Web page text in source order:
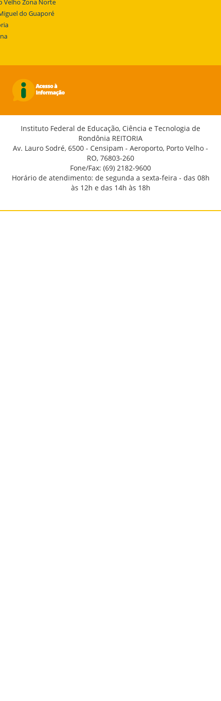
Velho Zona Norte
do Guaporé
Instituto Federal de Educação, Ciência e Tecnologia de
Rondônia REITORIA
Av. Lauro Sodré, 6500 - Censipam - Aeroporto, Porto Velho -
RO, 76803-260
Fone/Fax: (69) 2182-9600
Horário de atendimento: de segunda a sexta-feira - das 08h
às 12h e das 14h às 18h